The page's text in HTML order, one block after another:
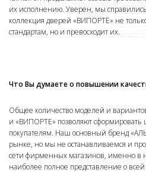
их исполнению. Уверен, мы справились
коллекция дверей «ВИПОРТЕ» не
стандартам, но и превосходит их.
Что Вы думаете о повышении
Общее количество моделей и
и «ВИПОРТЕ» позволяют
покупателям. Наш основный бренд
рынке, но мы не останавливаемся и
сети фирменных магазинов, именно в
наиболее полное представление о